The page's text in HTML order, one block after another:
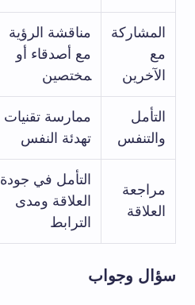
المشاركة
⁤مع
الآخرين
مناقشة⁢ الرؤية
مع أصدقاء أو
‍مختصين
التأمل
⁢والتنفس
ممارسة تقنيات
تهدئة​ النفس
مراجعة ​
العلاقة
التأمل في جودة
العلاقة⁤ ومدى
الترابط
سؤال وجواب